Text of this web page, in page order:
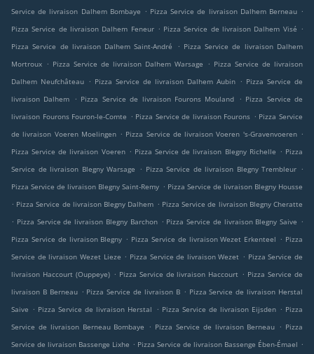
Service de livraison Dalhem Bombaye . Pizza Service de livraison Dalhem Berneau .
Pizza Service de livraison Dalhem Feneur . Pizza Service de livraison Dalhem Visé .
Pizza Service de livraison Dalhem Saint-André
. Pizza Service de livraison Dalhem
Mortroux . Pizza Service de livraison Dalhem Warsage . Pizza Service de livraison
Dalhem Neufchâteau . Pizza Service de livraison Dalhem Aubin . Pizza Service de
livraison Dalhem
. Pizza Service de livraison Fourons Mouland . Pizza Service de
livraison Fourons Fouron-le-Comte . Pizza Service de livraison Fourons . Pizza Service
de livraison Voeren Moelingen . Pizza Service de livraison Voeren 's-Gravenvoeren .
Pizza Service de livraison Voeren . Pizza Service de livraison Blegny Richelle . Pizza
Service de livraison Blegny Warsage
. Pizza Service de livraison Blegny Trembleur .
Pizza Service de livraison Blegny Saint-Remy . Pizza Service de livraison Blegny Housse
. Pizza Service de livraison Blegny Dalhem . Pizza Service de livraison Blegny Cheratte
. Pizza Service de livraison Blegny Barchon . Pizza Service de livraison Blegny Saive .
Pizza Service de livraison Blegny . Pizza Service de livraison Wezet Erkenteel . Pizza
Service de livraison Wezet Lieze . Pizza Service de livraison Wezet . Pizza Service de
livraison Haccourt (Ouppeye) . Pizza Service de livraison Haccourt . Pizza Service de
livraison B Berneau . Pizza Service de livraison B . Pizza Service de livraison Herstal
Saive . Pizza Service de livraison Herstal . Pizza Service de livraison Eijsden . Pizza
Service de livraison Berneau Bombaye
. Pizza Service de livraison Berneau . Pizza
Service de livraison Bassenge Lixhe . Pizza Service de livraison Bassenge Ében-Émael .